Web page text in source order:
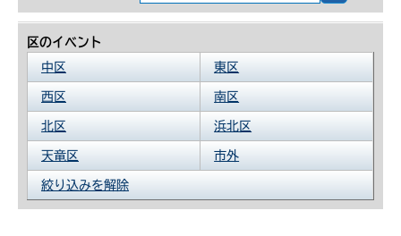
区のイベント
中区
東区
西区 南区
北区 浜北区
天竜区 市外
絞り込みを解除